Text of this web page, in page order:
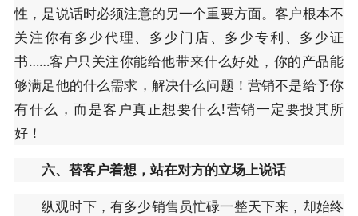
性，是说话时必须注意的另一个重要方面。客户根本不
关注你有多少代理、多少门店、多少专利、多少证
书……客户只关注你能给他带来什么好处，你的产品能
够满足他的什么需求，解决什么问题！营销不是给予你
有什么，而是客户真正想要什么!营销一定要投其所
好！
六、替客户着想，站在对方的立场上说话
纵观时下，有多少销售员忙碌一整天下来，却始终